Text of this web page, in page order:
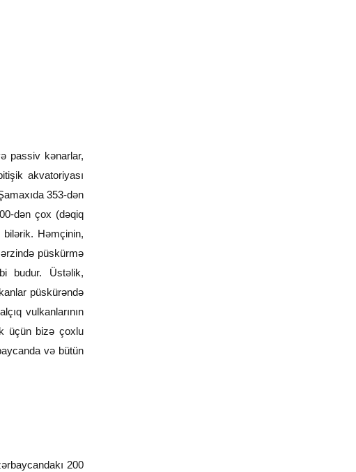
passiv kənarlar,
akvatoriyası
353-dən
dən çox (dəqiq
bilərik. Həmçinin,
ərzində püskürmə
budur. Üstəlik,
püskürəndə
vulkanlarının
üçün bizə çoxlu
və bütün
200